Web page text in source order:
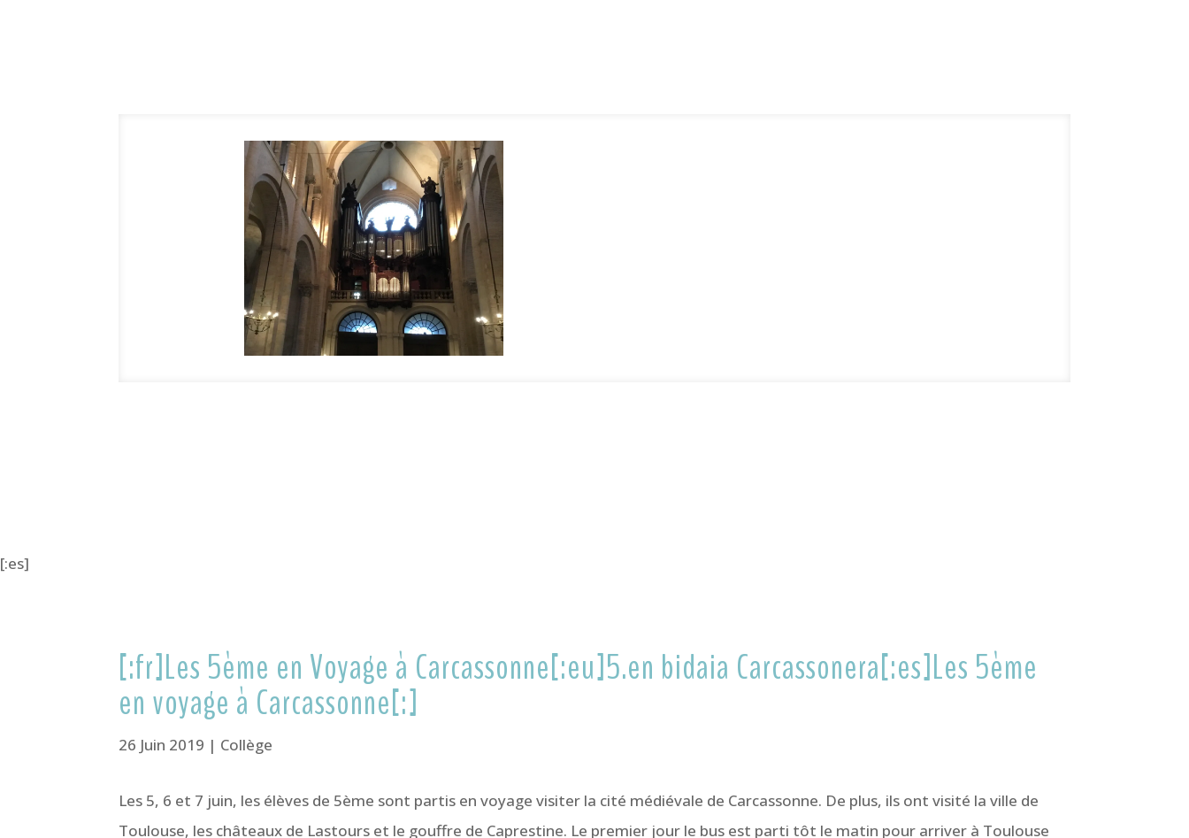
[:es]
[:fr]Les 5ème en Voyage à Carcassonne[:eu]5.en bidaia Carcassonera[:es]Les 5ème
en voyage à Carcassonne[:]
26 Juin 2019 | Collège
Les 5, 6 et 7 juin, les élèves de 5ème sont partis en voyage visiter la cité médiévale de Carcassonne. De plus, ils ont visité la ville de
Toulouse, les châteaux de Lastours et le gouffre de Caprestine. Le premier jour le bus est parti tôt le matin pour arriver à Toulouse